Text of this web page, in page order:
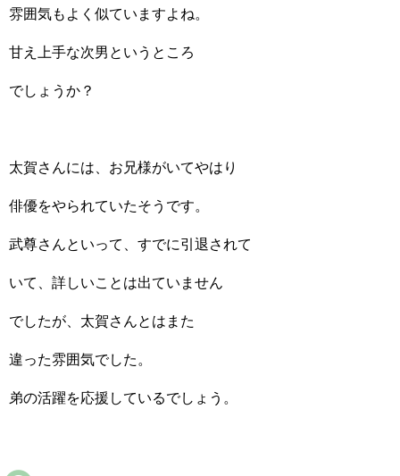
雰囲気もよく似ていますよね。
甘え上手な次男というところ
でしょうか？
太賀さんには、お兄様がいてやはり
俳優をやられていたそうです。
武尊さんといって、すでに引退されて
いて、詳しいことは出ていません
でしたが、太賀さんとはまた
違った雰囲気でした。
弟の活躍を応援しているでしょう。